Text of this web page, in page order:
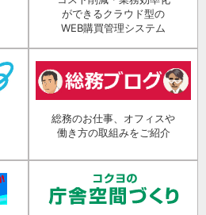
ができるクラウド型の
WEB購買管理システム
総務のお仕事、オフィスや
働き方の取組みをご紹介